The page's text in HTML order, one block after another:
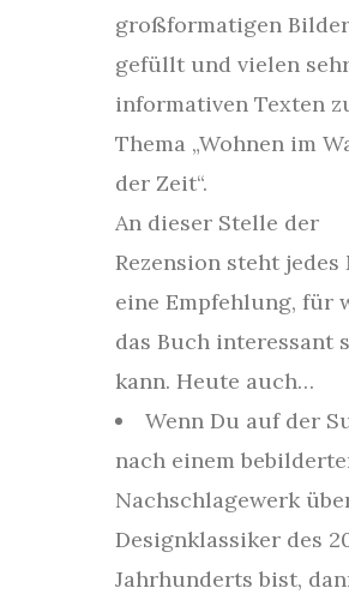
großformatigen
gefüllt und vielen
informativen Texten
Thema „Wohnen im
der Zeit“.
An dieser Stelle der
Rezension steht jedes
eine Empfehlung, für
das Buch interessant
kann. Heute auch…
Wenn Du auf der
nach einem
Nachschlagewerk
Designklassiker des
Jahrhunderts bist,